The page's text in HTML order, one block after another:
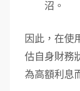
沼。
因此，在使
估自身財務
為高額利息